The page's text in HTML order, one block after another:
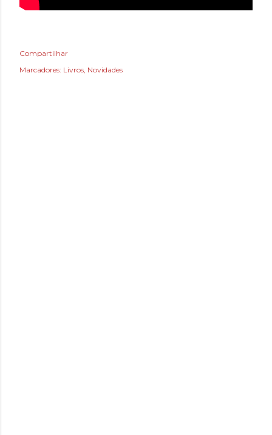
Compartilhar
Marcadores: Livros Novidades